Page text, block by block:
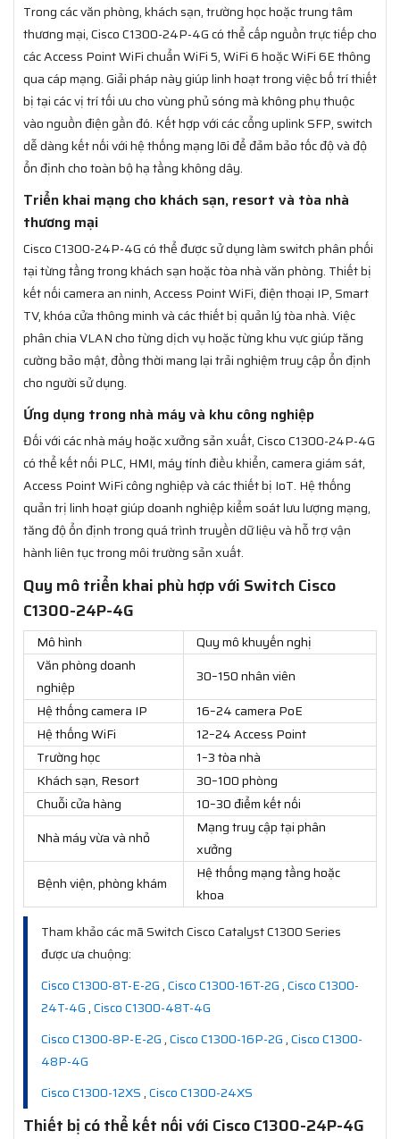
Trong các văn phòng, khách sạn, trường học hoặc trung tâm
thương mại, Cisco C1300-24P-4G có thể cấp nguồn trực tiếp cho
các Access Point WiFi chuẩn WiFi 5, WiFi 6 hoặc WiFi 6E thông
qua cáp mạng. Giải pháp này giúp linh hoạt trong việc bố trí thiết
bị tại các vị trí tối ưu cho vùng phủ sóng mà không phụ thuộc
vào nguồn điện gần đó. Kết hợp với các cổng uplink SFP, switch
dễ dàng kết nối với hệ thống mạng lõi để đảm bảo tốc độ và độ
ổn định cho toàn bộ hạ tầng không dây.
Triển khai mạng cho khách sạn, resort và tòa nhà
thương mại
Cisco C1300-24P-4G có thể được sử dụng làm switch phân phối
tại từng tầng trong khách sạn hoặc tòa nhà văn phòng. Thiết bị
kết nối camera an ninh, Access Point WiFi, điện thoại IP, Smart
TV, khóa cửa thông minh và các thiết bị quản lý tòa nhà. Việc
phân chia VLAN cho từng dịch vụ hoặc từng khu vực giúp tăng
cường bảo mật, đồng thời mang lại trải nghiệm truy cập ổn định
cho người sử dụng.
Ứng dụng trong nhà máy và khu công nghiệp
Đối với các nhà máy hoặc xưởng sản xuất, Cisco C1300-24P-4G
có thể kết nối PLC, HMI, máy tính điều khiển, camera giám sát,
Access Point WiFi công nghiệp và các thiết bị IoT. Hệ thống
quản trị linh hoạt giúp doanh nghiệp kiểm soát lưu lượng mạng,
tăng độ ổn định trong quá trình truyền dữ liệu và hỗ trợ vận
hành liên tục trong môi trường sản xuất.
Quy mô triển khai phù hợp với Switch Cisco
C1300-24P-4G
Mô hình
Quy mô khuyến nghị
Văn phòng doanh
nghiệp
30–150 nhân viên
Hệ thống camera IP
16–24 camera PoE
Hệ thống WiFi
12–24 Access Point
Trường học
1–3 tòa nhà
Khách sạn, Resort
30–100 phòng
Chuỗi cửa hàng
10–30 điểm kết nối
Nhà máy vừa và nhỏ
Mạng truy cập tại phân
xưởng
Bệnh viện, phòng khám
Hệ thống mạng tầng hoặc
khoa
Tham khảo các mã Switch Cisco Catalyst C1300 Series
được ưa chuộng:
Cisco C1300-8T-E-2G,Cisco C1300-16T-2G,Cisco C1300-
24T-4G,Cisco C1300-48T-4G
Cisco C1300-8P-E-2G,Cisco C1300-16P-2G,Cisco C1300-
48P-4G
Cisco C1300-12XS,Cisco C1300-24XS
Thiết bị có thể kết nối với Cisco C1300-24P-4G